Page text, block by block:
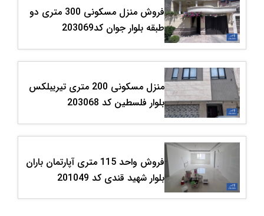
فروش منزل مسکونی 300 متری دو
طبقه بلوار جوان کد203069
منزل مسکونی 200 متری تیریبلکس
بلوار فلسطین کد 203068
فروش واحد 115 متری آپارتمان باران
بلوار شهید قندی کد 201049